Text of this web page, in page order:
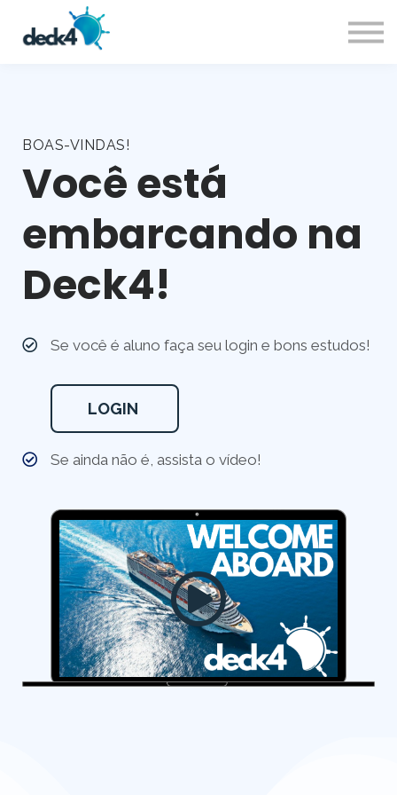
BOAS-VINDAS!
Você está
embarcando na
Deck4!
Se você é aluno faça seu login e bons estudos!
LOGIN
Se ainda não é, assista o vídeo!